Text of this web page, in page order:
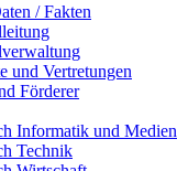
/ Fakten
und Vertretungen
Förderer
Informatik und Medien
Technik